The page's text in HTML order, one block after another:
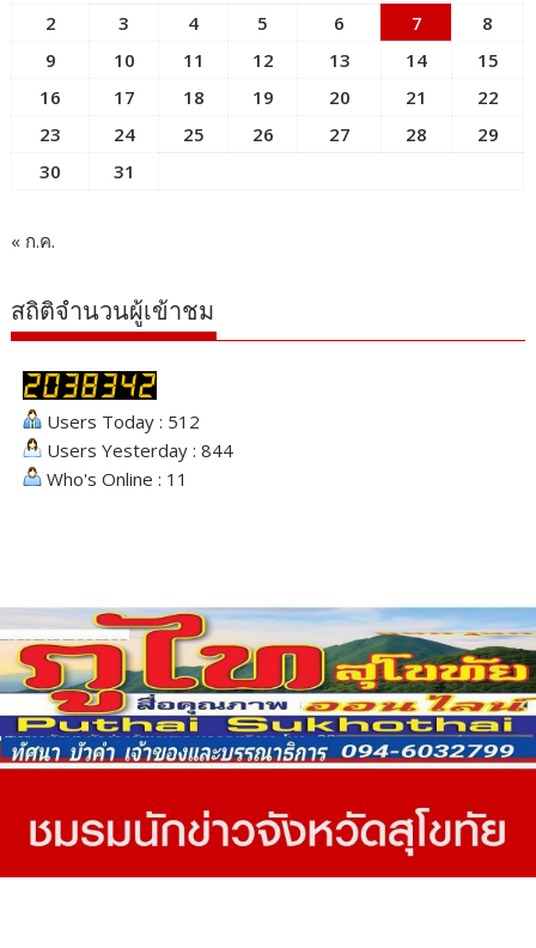
2
3 4 5 6 7
8
9
10 11 12 13 14
15
16
17 18 19 20 21
22
23
24 25 26 27 28
29
30
31
« ก.ค.
สถิติจำนวนผู้เข้าชม
Users Today : 512
Users Yesterday : 844
Who's Online : 11